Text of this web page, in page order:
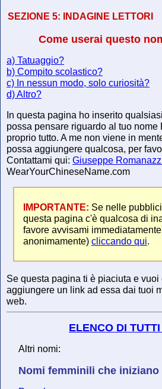
SEZIONE 5: INDAGINE LETTORI
Come userai questo
a) Tatuaggio?
b) Compito scolastico?
c) In nessun modo, solo curiosità?
d) Altro?
In questa pagina ho inserito
possa pensare riguardo al tuo
proprio tutto. A me non viene in
possa aggiungere qualcosa, per
Contattami qui: Giuseppe
WearYourChineseName.com
IMPORTANTE: Se nelle
questa pagina c'è qualcosa di
favore avvisami
anonimamente) cliccando qui.
Se questa pagina ti è piaciuta e
aggiungere un link ad essa dai tuoi
web.
ELENCO DI
Altri nomi:
Nomi femminili che iniziano